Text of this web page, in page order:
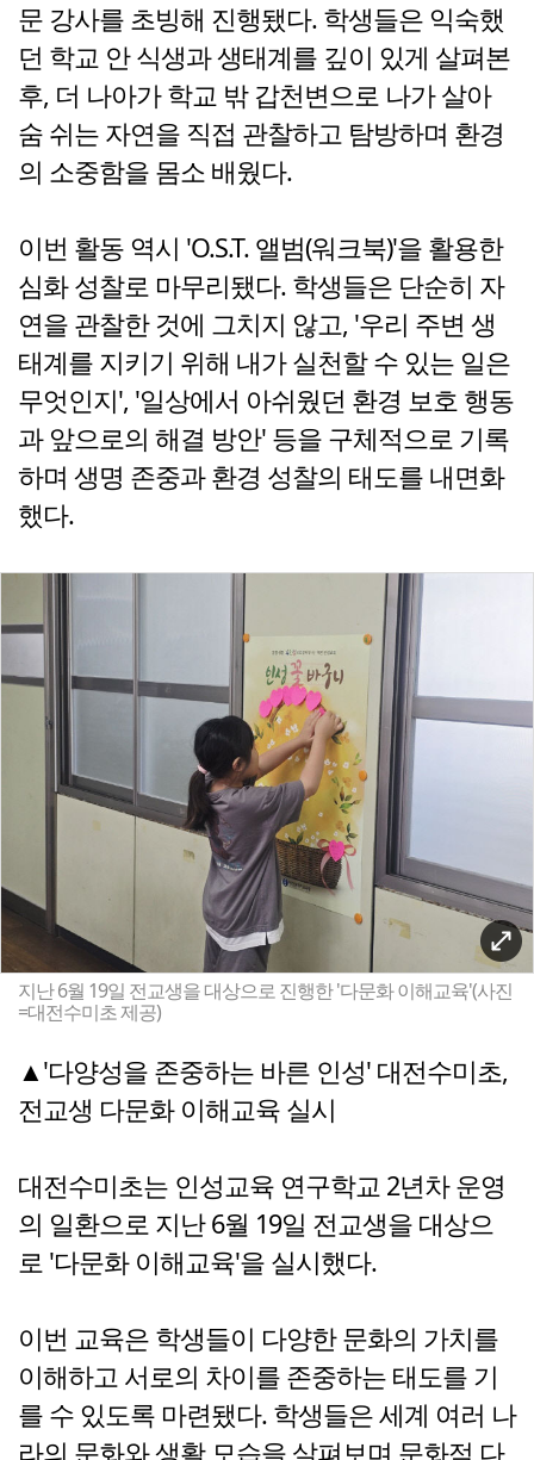
문 강사를 초빙해 진행됐다. 학생들은 익숙했
던 학교 안 식생과 생태계를 깊이 있게 살펴본
후, 더 나아가 학교 밖 갑천변으로 나가 살아
숨 쉬는 자연을 직접 관찰하고 탐방하며 환경
의 소중함을 몸소 배웠다.
이번 활동 역시 'O.S.T. 앨범(워크북)'을 활용한
심화 성찰로 마무리됐다. 학생들은 단순히 자
연을 관찰한 것에 그치지 않고, '우리 주변 생
태계를 지키기 위해 내가 실천할 수 있는 일은
무엇인지', '일상에서 아쉬웠던 환경 보호 행동
과 앞으로의 해결 방안' 등을 구체적으로 기록
하며 생명 존중과 환경 성찰의 태도를 내면화
했다.
지난 6월 19일 전교생을 대상으로 진행한 '다문화 이해교육'(사진
=대전수미초 제공)
▲'다양성을 존중하는 바른 인성' 대전수미초,
전교생 다문화 이해교육 실시
대전수미초는 인성교육 연구학교 2년차 운영
의 일환으로 지난 6월 19일 전교생을 대상으
로 '다문화 이해교육'을 실시했다.
이번 교육은 학생들이 다양한 문화의 가치를
이해하고 서로의 차이를 존중하는 태도를 기
를 수 있도록 마련됐다. 학생들은 세계 여러 나
라의 문화와 생활 모습을 살펴보며 문화적 다